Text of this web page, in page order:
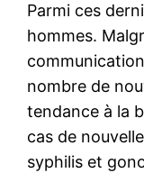
Parmi ces
hommes.
nombre de
tendance à la
cas de
syphilis et